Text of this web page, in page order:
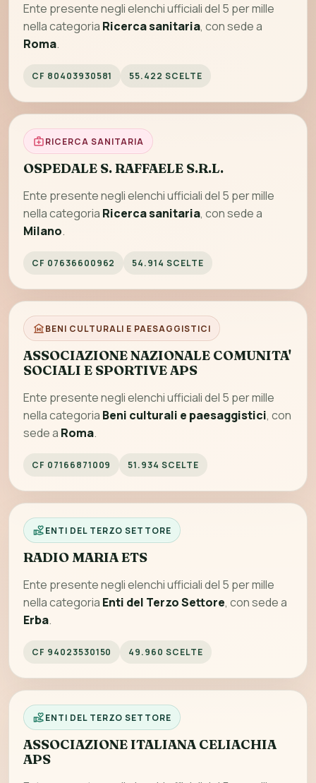
Ente presente negli elenchi ufficiali del 5 per mille
nella categoria Ricerca sanitaria, con sede a
Roma.
CF 80403930581 55.422 SCELTE
RICERCA SANITARIA
OSPEDALE S. RAFFAELE S.R.L.
Ente presente negli elenchi ufficiali del 5 per mille
nella categoria Ricerca sanitaria, con sede a
Milano.
CF 07636600962 54.914 SCELTE
BENI CULTURALI E PAESAGGISTICI
ASSOCIAZIONE NAZIONALE COMUNITA'
SOCIALI E SPORTIVE APS
Ente presente negli elenchi ufficiali del 5 per mille
nella categoria Beni culturali e paesaggistici, con
sede a Roma.
CF 07166871009 51.934 SCELTE
ENTI DEL TERZO SETTORE
RADIO MARIA ETS
Ente presente negli elenchi ufficiali del 5 per mille
nella categoria Enti del Terzo Settore, con sede a
Erba.
CF 94023530150 49.960 SCELTE
ENTI DEL TERZO SETTORE
ASSOCIAZIONE ITALIANA CELIACHIA
APS